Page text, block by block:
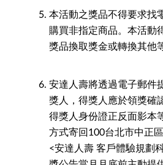
本活動之獎品不得要求找
購買非指定商品。本活動
獎品換取獎金或轉換其他
安達人壽將透過電子郵件
獎人，得獎人應於領獎確
得獎人身份證正反面影本
方式寄回100台北市中正
<安達人壽 客戶體驗規劃